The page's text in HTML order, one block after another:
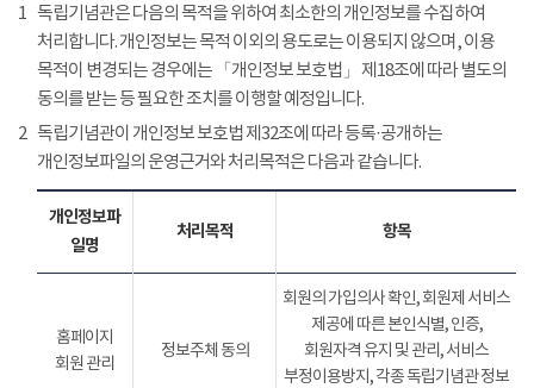
1 독립기념관은 다음의 목적을 위하여 최소한의 개인정보를 수집하여
처리합니다. 개인정보는 목적 이외의 용도로는 이용되지 않으며, 이용
목적이 변경되는 경우에는 「개인정보 보호법」 제18조에 따라 별도의
동의를 받는 등 필요한 조치를 이행할 예정입니다.
2 독립기념관이 개인정보 보호법 제32조에 따라 등록·공개하는
개인정보파일의 운영근거와 처리목적은 다음과 같습니다.
개인정보파
일명
처리목적 항목
홈페이지
회원 관리
정보주체 동의
회원의 가입의사 확인, 회원제 서비스
제공에 따른 본인식별, 인증,
회원자격 유지 및 관리, 서비스
부정이용방지, 각종 독립기념관 정보